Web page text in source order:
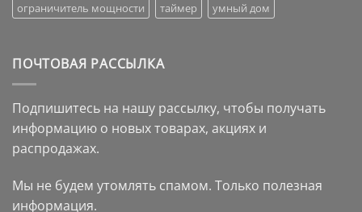
ограничитель мощности
таймер умный дом
ПОЧТОВАЯ РАССЫЛКА
Подпишитесь на нашу рассылку, чтобы получать
информацию о новых товарах, акциях и
распродажах.
Мы не будем утомлять спамом. Только полезная
информация.